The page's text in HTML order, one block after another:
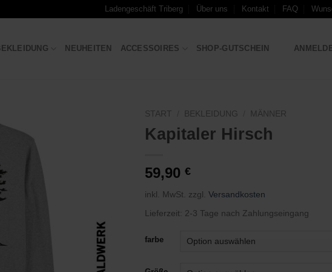
Ladengeschäft Triberg Über uns Kontakt FAQ
NEUHEITEN ACCESSOIRES SHOP-GUTSCHEIN
START BEKLEIDUNG MÄNNER
Kapitaler Hirsch
59,90 €
inkl. MwSt. zzgl. Versandkosten
Lieferzeit: 2-3 Tage nach Zahlungseingang
farbe